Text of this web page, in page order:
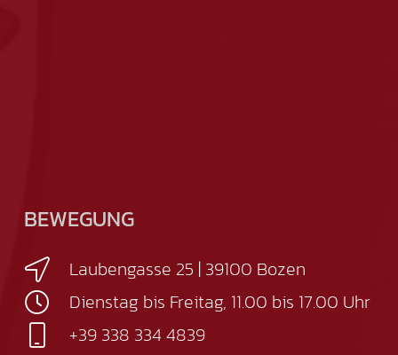
BEWEGUNG
Laubengasse 25 | 39100 Bozen
Dienstag bis Freitag, 11.00 bis 17.00 Uhr
+39 338 334 4839